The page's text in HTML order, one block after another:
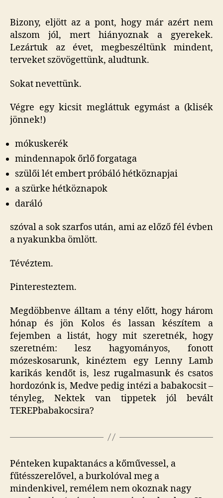
Bizony, eljött az a pont, hogy már azért nem
alszom jól, mert hiányoznak a gyerekek.
Lezártuk az évet, megbeszéltünk mindent,
terveket szövögettünk, aludtunk.
Sokat nevettünk.
Végre egy kicsit megláttuk egymást a (klisék
jönnek!)
mókuskerék
mindennapok őrlő forgataga
szülői lét embert próbáló hétköznapjai
a szürke hétköznapok
daráló
szóval a sok szarfos után, ami az előző fél évben
a nyakunkba ömlött.
Tévéztem.
Pinteresteztem.
Megdöbbenve álltam a tény előtt, hogy három
hónap és jön Kolos és lassan készítem a
fejemben a listát, hogy mit szeretnék, hogy
szeretném: lesz hagyományos, fonott
mózeskosarunk, kinéztem egy Lenny Lamb
karikás kendőt is, lesz rugalmasunk és csatos
hordozónk is, Medve pedig intézi a babakocsit –
tényleg, Nektek van tippetek jól bevált
TEREPbabakocsira?
Pénteken kupaktanács a kőművessel, a
fűtésszerelővel, a burkolóval meg a
mindenkivel, remélem nem okoznak nagy